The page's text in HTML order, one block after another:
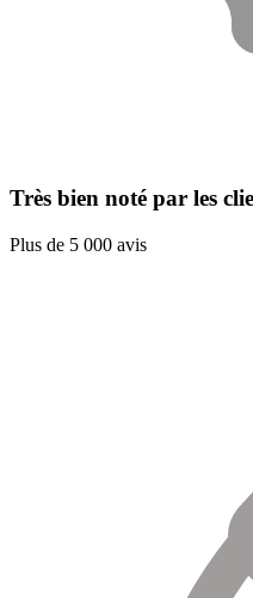
Très bien noté par les
Plus de 5 000 avis